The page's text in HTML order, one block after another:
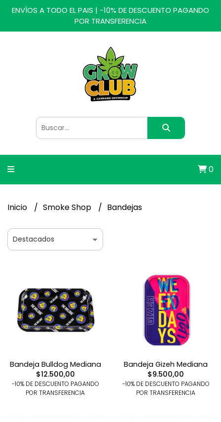
ENVÍOS A TODO EL PAIS | -10% DE DESCUENTO PAGANDO
POR TRANSFERENCIA
0
Inicio Smoke Shop Bandejas
Bandeja Bulldog Mediana
$12.500,00
-10% DE DESCUENTO PAGANDO
POR TRANSFERENCIA
Bandeja Gizeh Mediana
$9.500,00
-10% DE DESCUENTO PAGANDO
POR TRANSFERENCIA